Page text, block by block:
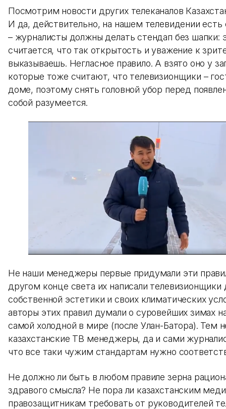
Посмотрим новости других телеканалов
И да, действительно, на нашем телевидении
– журналисты должны делать стендап без шапки:
считается, что так открытость и уважение к
выказываешь. Негласное правило. А взято оно у
которые тоже считают, что телевизионщики –
доме, поэтому снять головной убор перед
собой разумеется.
Не наши менеджеры первые придумали эти
другом конце света их написали телевизионщики
собственной эстетики и своих климатических
авторы этих правил думали о суровейших зимах
самой холодной в мире (после Улан-Батора). Тем
казахстанские ТВ менеджеры, да и сами
что все таки чужим стандартам нужно
Не должно ли быть в любом правиле зерна
здравого смысла? Не пора ли казахстанским
правозащитникам требовать от руководителей